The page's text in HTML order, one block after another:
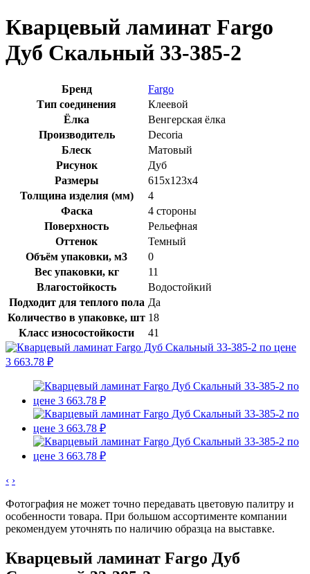
Кварцевый ламинат Fargo
Дуб Скальный 33-385-2
Бренд
Fargo
Тип соединения
Клеевой
Ёлка
Венгерская ёлка
Производитель
Decoria
Блеск
Матовый
Рисунок
Дуб
Размеры
615x123x4
Толщина изделия (мм)
4
Фаска
4 стороны
Поверхность
Рельефная
Оттенок
Темный
Объём упаковки, м3
0
Вес упаковки, кг
11
Влагостойкость
Водостойкий
Подходит для теплого пола Да
Количество в упаковке, шт 18
Класс износостойкости
41
‹ ›
Фотография не может точно передавать цветовую палитру и
особенности товара. При большом ассортименте компании
рекомендуем уточнять по наличию образца на выставке.
Кварцевый ламинат Fargo Дуб